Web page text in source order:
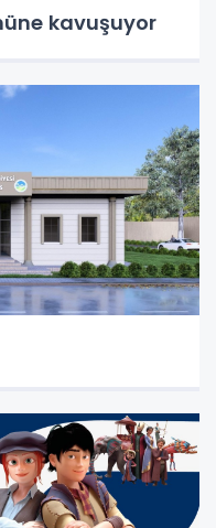
kavuşuyor